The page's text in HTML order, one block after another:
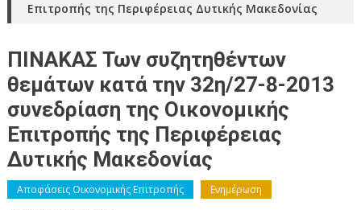
Επιτροπής της Περιφέρειας Δυτικής Μακεδονίας
ΠΙΝΑΚΑΣ Των συζητηθέντων
θεμάτων κατά την 32η/27-8-2013
συνεδρίαση της Οικονομικής
Επιτροπής της Περιφέρειας
Δυτικής Μακεδονίας
Αποφάσεις Οικονομικής Επιτροπής Ενημέρωση